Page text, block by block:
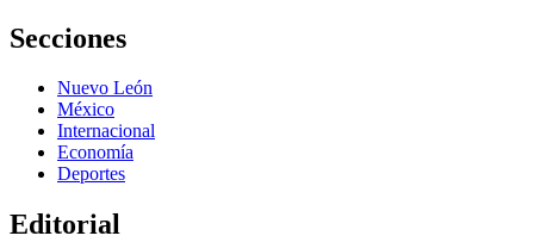
Secciones
Nuevo León
México
Internacional
Economía
Deportes
Editorial